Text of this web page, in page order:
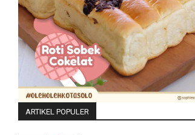
ARTIKEL POPULER